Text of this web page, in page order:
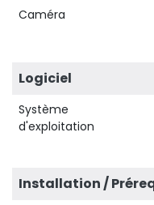
Caméra
Logiciel
Système
d'exploitation
Installation /